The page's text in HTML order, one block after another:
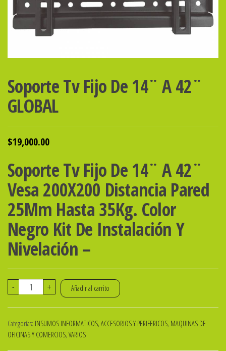
Soporte Tv Fijo De 14¨ A 42¨
GLOBAL
$19,000.00
Soporte Tv Fijo De 14¨ A 42¨
Vesa 200X200 Distancia Pared
25Mm Hasta 35Kg. Color
Negro Kit De Instalación Y
Nivelación –
-
Soporte
De
+ Añadir al carrito
Categorías: INSUMOS INFORMATICOS, ACCESORIOS Y PERIFERICOS, MAQUINAS DE
OFICINAS Y COMERCIOS, VARIOS